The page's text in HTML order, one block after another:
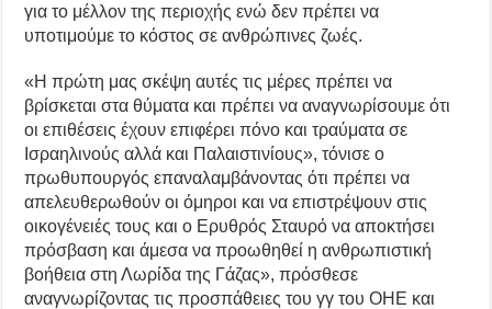
για το μέλλον της περιοχής ενώ δεν πρέπει να
υποτιμούμε το κόστος σε ανθρώπινες ζωές.
«Η πρώτη μας σκέψη αυτές τις μέρες πρέπει να
βρίσκεται στα θύματα και πρέπει να αναγνωρίσουμε ότι
οι επιθέσεις έχουν επιφέρει πόνο και τραύματα σε
Ισραηλινούς αλλά και Παλαιστινίους», τόνισε ο
πρωθυπουργός επαναλαμβάνοντας ότι πρέπει να
απελευθερωθούν οι όμηροι και να επιστρέψουν στις
οικογένειές τους και ο Ερυθρός Σταυρό να αποκτήσει
πρόσβαση και άμεσα να προωθηθεί η ανθρωπιστική
βοήθεια στη Λωρίδα της Γάζας», πρόσθεσε
αναγνωρίζοντας τις προσπάθειες του γγ του ΟΗΕ και